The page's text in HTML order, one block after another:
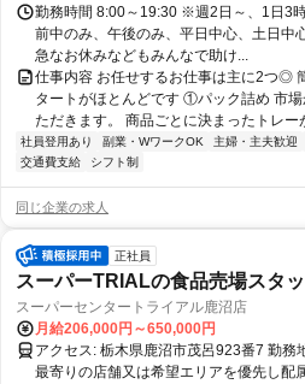
勤務時間 8:00～19:30 ※週2日～、1日3
前中のみ、午後のみ、平日中心、土日中
急なお休みなどもみんなで助け...
仕事内容 お任せするお仕事は主に2つ◎
タートがほとんどです ①パック詰め 市
ただきます。 商品ごとに決まったトレー
社員登用あり 副業・WワークOK 主婦・主夫歓迎
交通費支給
シフト制
同じ企業の求人
正社員
スーパーTRIALの食品売場スタ
スーパーセンタートライアル鹿沼店
月給206,000円～650,000円
アクセス: 栃木県鹿沼市茂呂923番7 勤務地：配属は所在地の都道府県 ※初任地は
最寄りの店舗又は希望エリアを優先し